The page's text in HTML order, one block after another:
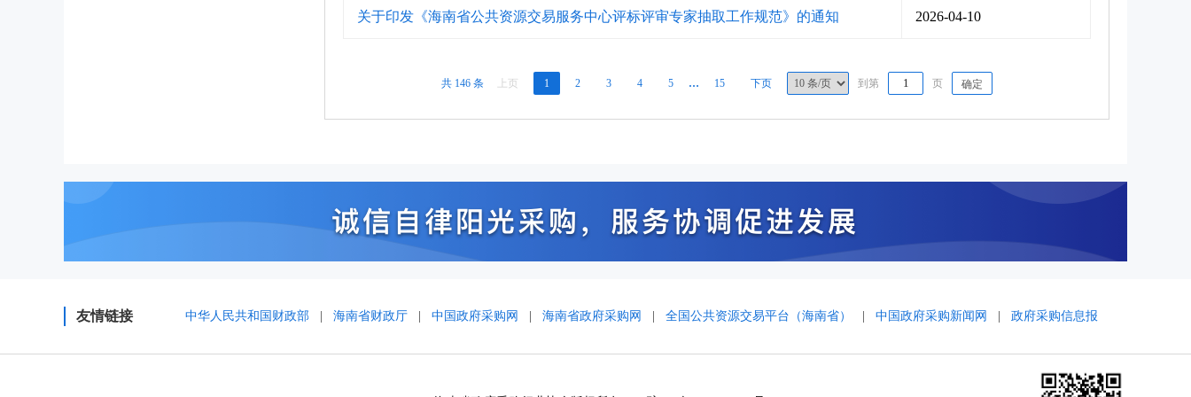
关于印发《海南省公共资源交易服务中心评标评审专家抽取工作规范》的通知 2026-04-10
共 146 条 上页 1 2 3 4 5 … 15 下页 到第 页 确定
友情链接 中华人民共和国财政部 海南省财政厅 中国政府采购网 海南省政府采购网 全国公共资源交易平台（海南省） 中国政府采购新闻网 政府采购信息报